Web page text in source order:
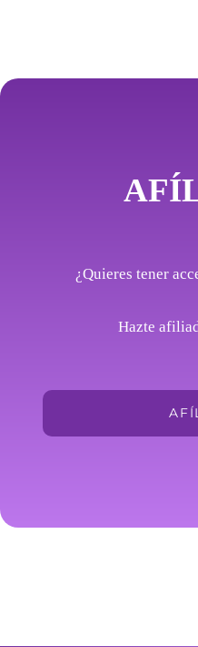
¿Quieres tener
Hazte